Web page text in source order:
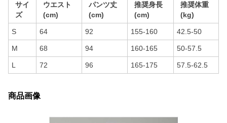
サイ
ズ
ウエスト
(cm)
パンツ丈
(cm)
推奨身長
(cm)
推奨体重
(kg)
S 64 92 155-160 42.5-50
M 68 94 160-165 50-57.5
L 72 96 165-175 57.5-62.5
商品画像